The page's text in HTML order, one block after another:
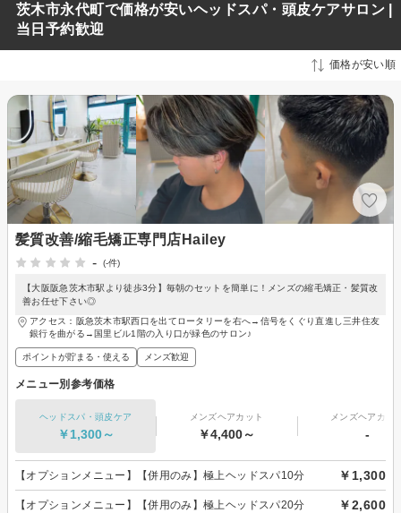
茨木市永代町で価格が安いヘッドスパ・頭皮ケアサロン |
当日予約歓迎
価格が安い順
髪質改善/縮毛矯正専門店Hailey
-
(-件)
【大阪阪急茨木市駅より徒歩3分】毎朝のセットを簡単に！メンズの縮毛矯正・髪質改
善お任せ下さい◎
アクセス：阪急茨木市駅西口を出てロータリーを右へ→信号をくぐり直進し三井住友
銀行を曲がる→国里ビル1階の入り口が緑色のサロン♪
ポイントが貯まる・使える メンズ歓迎
メニュー別参考価格
ヘッドスパ・頭皮ケア
￥1,300～
メンズヘアカット
￥4,400～
メンズヘアカラ
-
【オプションメニュー】【併用のみ】極上ヘッドスパ10分 ￥1,300
【オプションメニュー】【併用のみ】極上ヘッドスパ20分 ￥2,600